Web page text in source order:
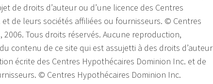
de droits d’auteur ou d’une licence des Centres
de leurs sociétés affiliées ou fournisseurs. © Centres
2006. Tous droits réservés. Aucune reproduction,
contenu de ce site qui est assujetti à des droits d’auteur
écrite des Centres Hypothécaires Dominion Inc. et de
© Centres Hypothécaires Dominion Inc.